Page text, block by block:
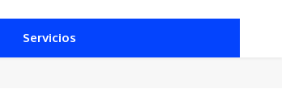
Servicios